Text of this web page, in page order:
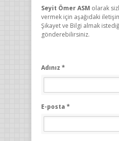
Seyit Ömer ASM olarak
vermek için aşağıdaki
Şikayet ve Bilgi almak
gönderebilirsiniz.
Adınız *
E-posta *